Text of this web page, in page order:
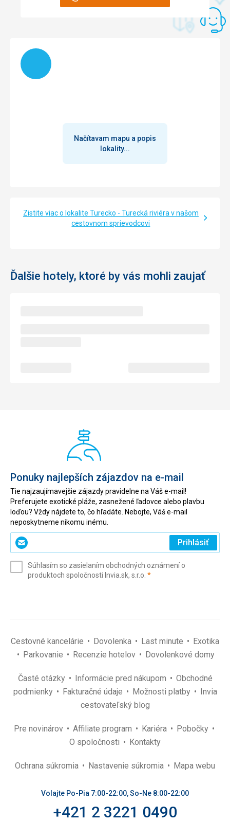
Táto recenzia bola preložená automaticky pomocou
Načítam
Načítavam mapu a popis
lokality...
Zistite viac o lokalite Turecko - Turecká riviéra v našom
cestovnom sprievodcovi
Ďalšie hotely, ktoré by vás mohli zaujať
Ponuky najlepších zájazdov na e-mail
Tie najzaujímavejšie zájazdy pravidelne na Váš e-mail!
Preferujete exotické pláže, zasnežené ľadovce alebo plavbu
loďou? Vždy nájdete to, čo hľadáte. Nebojte, Váš e-mail
neposkytneme nikomu inému.
Zadajte
svoj
(povinné)
Prihlásiť
Súhlasím so zasielaním obchodných oznámení o
produktoch spoločnosti Invia.sk, s.r.o. *(povinné)
Cestovné kancelárie Dovolenka Last minute
Exotika
Parkovanie
Recenzie hotelov Dovolenkové domy
Časté otázky Informácie pred nákupom
Obchodné
podmienky
Fakturačné údaje Možnosti platby
Invia
cestovateľský blog
Pre novinárov Affiliate program Kariéra
Pobočky
O spoločnosti
Kontakty
Ochrana súkromia Nastavenie súkromia Mapa webu
Volajte Po-Pia 7:00-22:00, So-Ne 8:00-22:00
+421 2 3221 0490